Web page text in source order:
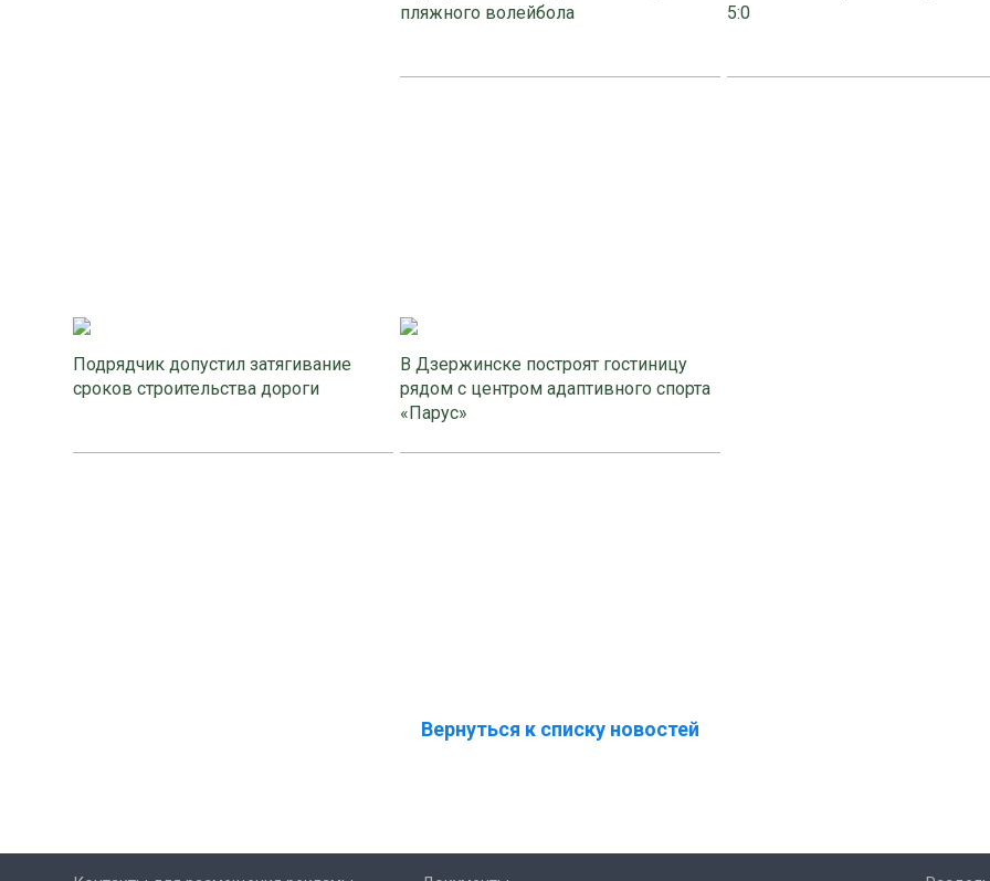
пляжного волейбола
5:0
Подрядчик допустил затягивание
сроков строительства дороги
В Дзержинске построят гостиницу
рядом с центром адаптивного спорта
«Парус»
Вернуться к списку новостей